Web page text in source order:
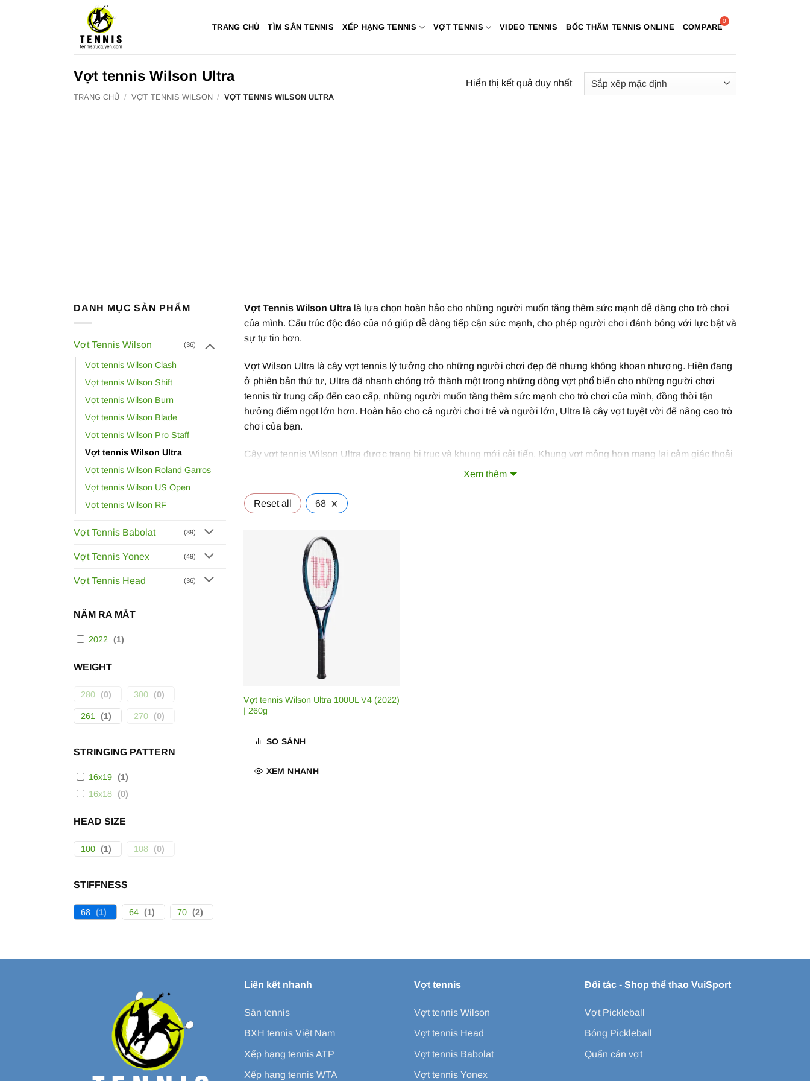
TRANG CHỦ TÌM SÂN TENNIS XẾP HẠNG TENNIS VỢT TENNIS VIDEO TENNIS BỐC THĂM TENNIS ONLINE COMPARE
Vợt tennis Wilson Ultra
TRANG CHỦ / VỢT TENNIS WILSON / VỢT TENNIS WILSON ULTRA
Hiển thị kết quả duy nhất
DANH MỤC SẢN PHẨM
Vợt Tennis Wilson (36)
Vợt tennis Wilson Clash
Vợt tennis Wilson Shift
Vợt tennis Wilson Burn
Vợt tennis Wilson Blade
Vợt tennis Wilson Pro Staff
Vợt tennis Wilson Ultra
Vợt tennis Wilson Roland Garros
Vợt tennis Wilson US Open
Vợt tennis Wilson RF
Vợt Tennis Babolat (39)
Vợt Tennis Yonex (49)
Vợt Tennis Head (36)
NĂM RA MẮT
2022 (1)
WEIGHT
280 (0) 300 (0)
261 (1) 270 (0)
STRINGING PATTERN
16x19 (1)
16x18
(0)
HEAD SIZE
100 (1) 108 (0)
STIFFNESS
68 (1) 64 (1) 70 (2)
Vợt Tennis Wilson Ultralà lựa chọn hoàn hảo cho những người muốn tăng thêm sức mạnh dễ dàng cho trò chơi
của mình. Cấu trúc độc đáo của nó giúp dễ dàng tiếp cận sức mạnh, cho phép người chơi đánh bóng với lực bật và
sự tự tin hơn.
Vợt Wilson Ultra là cây vợt tennis lý tưởng cho những người chơi đẹp đẽ nhưng không khoan nhượng. Hiện đang
ở phiên bản thứ tư, Ultra đã nhanh chóng trở thành một trong những dòng vợt phổ biến cho những người chơi
tennis từ trung cấp đến cao cấp, những người muốn tăng thêm sức mạnh cho trò chơi của mình, đồng thời tận
hưởng điểm ngọt lớn hơn. Hoàn hảo cho cả người chơi trẻ và người lớn, Ultra là cây vợt tuyệt vời để nâng cao trò
chơi của bạn.
Cây vợt tennis Wilson Ultra được trang bị trục và khung mới cải tiến. Khung vợt mỏng hơn mang lại cảm giác thoải
mái hơn khi chơi nhưng vẫn giữ những đặc điểm được yêu thích ở thế hệ Ultra trước đó. Kết hợp với thiết kế tuyệt
Tất cả các mẫuvợt Wilson Ultra 100
thế hệ mới đã được các tay vợt nổi tiếng như Maria Sakkari, Borna Coric, Dana Mathewson và Ajla Tomljanovic
Dành cho tất cả người chơi đang tìm kiếm vẻ đẹp tới từ sức mạnh, Ultra V4 chính là cây vợt dành cho bạn.
Xem thêm
Reset all 68 ×
Vợt tennis Wilson Ultra 100UL V4 (2022)
| 260g
SO SÁNH
XEM NHANH
Liên kết nhanh
Sân tennis
BXH tennis Việt Nam
Xếp hạng tennis ATP
Xếp hạng tennis WTA
Vợt tennis
Vợt tennis Wilson
Vợt tennis Head
Vợt tennis Babolat
Vợt tennis Yonex
Đối tác - Shop thể thao VuiSport
Vợt Pickleball
Bóng Pickleball
Quấn cán vợt